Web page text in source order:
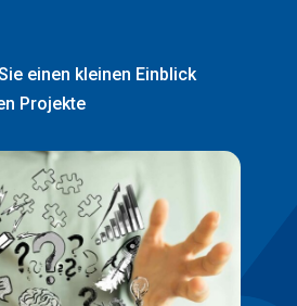
einen kleinen Einblick
Projekte